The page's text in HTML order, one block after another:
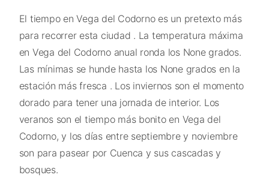
El tiempo en Vega del Codorno es un pretexto más
para recorrer esta ciudad . La temperatura máxima
en Vega del Codorno anual ronda los None grados.
Las mínimas se hunde hasta los None grados en la
estación más fresca . Los inviernos son el momento
dorado para tener una jornada de interior. Los
veranos son el tiempo más bonito en Vega del
Codorno, y los días entre septiembre y noviembre
son para pasear por Cuenca y sus cascadas y
bosques.